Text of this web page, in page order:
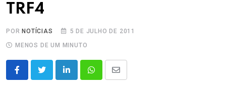
TRF4
POR NOTÍCIAS
5 DE JULHO DE 2011
MENOS DE UM MINUTO
LinkedInWhatsappShare